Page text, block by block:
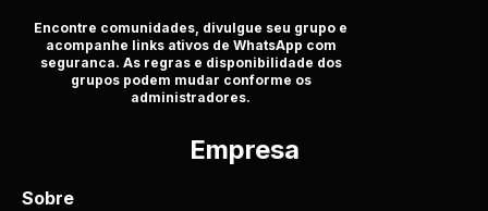
Encontre comunidades, divulgue seu grupo e
acompanhe links ativos de WhatsApp com
seguranca. As regras e disponibilidade dos
grupos podem mudar conforme os
administradores.
Empresa
Sobre